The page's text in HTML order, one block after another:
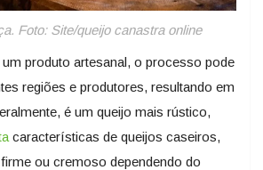
Foto: Site/queijo canastra online
produto artesanal, o processo pode
regiões e produtores, resultando em
é um queijo mais rústico,
características de queijos caseiros,
ou cremoso dependendo do